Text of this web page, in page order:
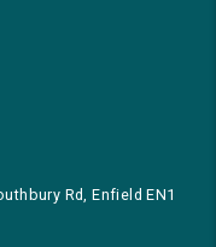
Rd, Enfield EN1